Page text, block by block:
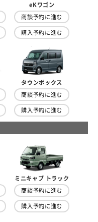
eKワゴン
商談予約に進む
購入予約に進む
タウンボックス
商談予約に進む
購入予約に進む
ミニキャブ トラック
商談予約に進む
購入予約に進む